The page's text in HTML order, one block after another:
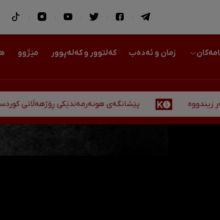
زمان و ئەدەب کەلتوور و کەلەپوور مێژوو
پێشانگەی هونەرمەندێکی ڕۆژهەڵاتی کوردستان لە